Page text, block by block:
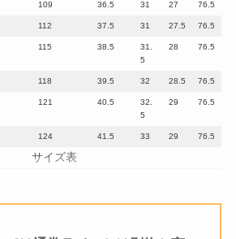
109 36.5 31 27 76.5
112 37.5 31 27.5 76.5
115 38.5
31.
5
28 76.5
118 39.5 32 28.5 76.5
121 40.5
32.
5
29 76.5
124 41.5 33 29 76.5
サイズ表